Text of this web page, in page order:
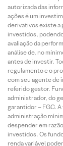
autorizada das
ações é um
derivativos existe a
investidos,
avaliação da
análise de, no
antes de investir.
regulamento e o
com seu agente de
referido gestor.
administrador, do
garantidor – FGC.
administração
despender em
investidos. Os
renda variável